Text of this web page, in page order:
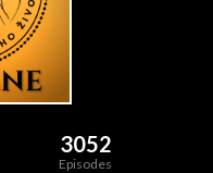
3052
Episodes